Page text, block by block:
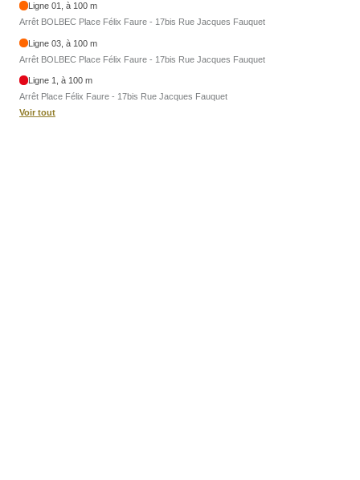
Ligne 01, à 100 m
Arrêt BOLBEC Place Félix Faure - 17bis Rue Jacques Fauquet
Ligne 03, à 100 m
Arrêt BOLBEC Place Félix Faure - 17bis Rue Jacques Fauquet
Ligne 1, à 100 m
Arrêt Place Félix Faure - 17bis Rue Jacques Fauquet
Voir tout